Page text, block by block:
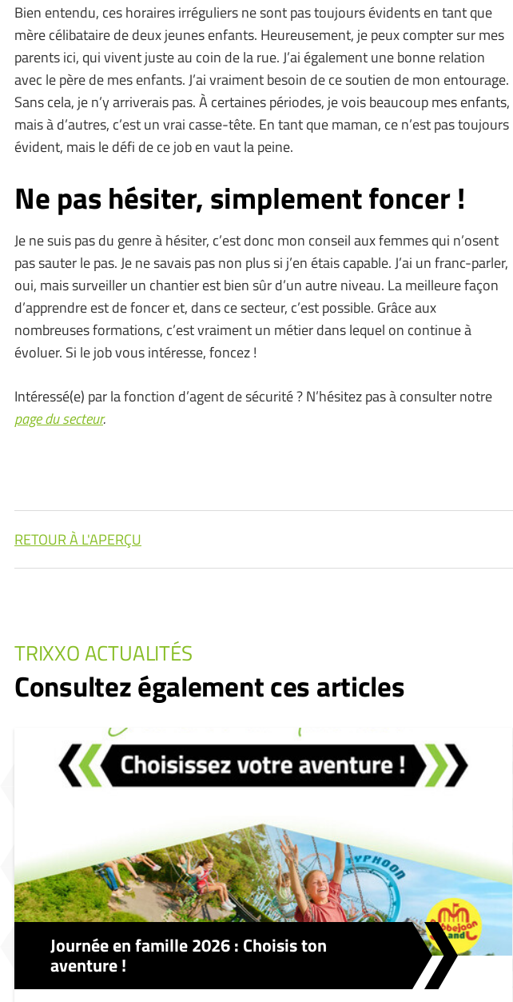
Bien entendu, ces horaires irréguliers ne sont pas toujours évidents en tant que
mère célibataire de deux jeunes enfants. Heureusement, je peux compter sur mes
parents ici, qui vivent juste au coin de la rue. J’ai également une bonne relation
avec le père de mes enfants. J’ai vraiment besoin de ce soutien de mon entourage.
Sans cela, je n’y arriverais pas. À certaines périodes, je vois beaucoup mes enfants,
mais à d’autres, c’est un vrai casse-tête. En tant que maman, ce n’est pas toujours
évident, mais le défi de ce job en vaut la peine.
Ne pas hésiter, simplement foncer !
Je ne suis pas du genre à hésiter, c’est donc mon conseil aux femmes qui n’osent
pas sauter le pas. Je ne savais pas non plus si j’en étais capable. J’ai un franc-parler,
oui, mais surveiller un chantier est bien sûr d’un autre niveau. La meilleure façon
d’apprendre est de foncer et, dans ce secteur, c’est possible. Grâce aux
nombreuses formations, c’est vraiment un métier dans lequel on continue à
évoluer. Si le job vous intéresse, foncez !
Intéressé(e) par la fonction d’agent de sécurité ? N’hésitez pas à consulter notre
page du secteur.
RETOUR À L'APERÇU
TRIXXO ACTUALITÉS
Consultez également ces articles
Journée en famille 2026 : Choisis ton
aventure !